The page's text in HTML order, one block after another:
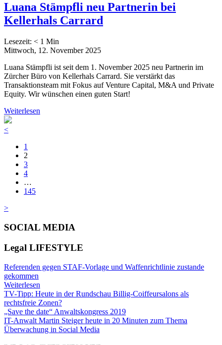
Luana Stämpfli neu Partnerin bei
Kellerhals Carrard
Lesezeit: < 1 Min
Mittwoch, 12. November 2025
Luana Stämpfli ist seit dem 1. November 2025 neu Partnerin im
Zürcher Büro von Kellerhals Carrard. Sie verstärkt das
Transaktionsteam mit Fokus auf Venture Capital, M&A und Private
Equity. Wir wünschen einen guten Start!
Weiterlesen
<
1
2
3
4
…
145
>
SOCIAL MEDIA
Legal LIFESTYLE
Referenden gegen STAF-Vorlage und Waffenrichtlinie zustande
gekommen
Weiterlesen
TV-Tipp: Heute in der Rundschau Billig-Coiffeursalons als
rechtsfreie Zonen?
„Save the date“ Anwaltskongress 2019
IT-Anwalt Martin Steiger heute in 20 Minuten zum Thema
Überwachung in Social Media